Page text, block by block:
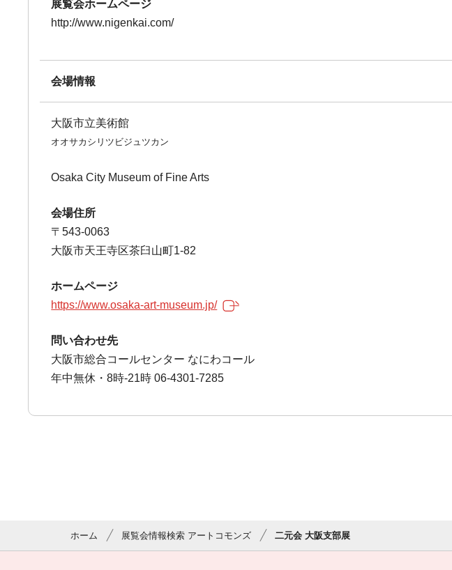
展覧会ホームページ
http://www.nigenkai.com/
会場情報
大阪市立美術館
オオサカシリツビジュツカン
Osaka City Museum of Fine Arts
会場住所
〒543-0063
大阪市天王寺区茶臼山町1-82
ホームページ
https://www.osaka-art-museum.jp/
問い合わせ先
大阪市総合コールセンター なにわコール
年中無休・8時-21時 06-4301-7285
ホーム 展覧会情報検索 アートコモンズ 二元会 大阪支部展